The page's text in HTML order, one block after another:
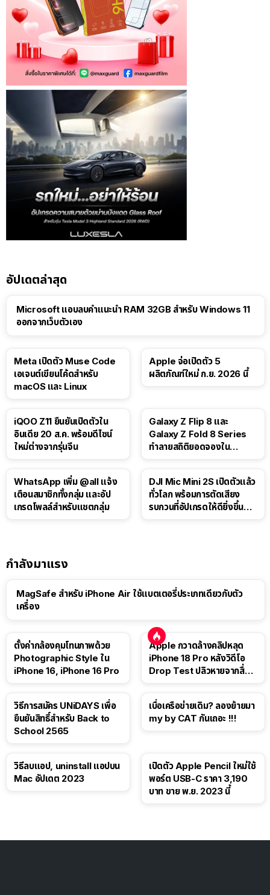
อัปเดตล่าสุด
Microsoft แอบลบคำแนะนำ RAM 32GB สำหรับ Windows 11
ออกจากเว็บตัวเอง
Meta เปิดตัว Muse Code
เอเจนต์เขียนโค้ดสำหรับ
macOS และ Linux
Apple จ่อเปิดตัว 5
ผลิตภัณฑ์ใหม่ ก.ย. 2026 นี้
iQOO Z11 ยืนยันเปิดตัวใน
อินเดีย 20 ส.ค. พร้อมดีไซน์
ใหม่ต่างจากรุ่นจีน
Galaxy Z Flip 8 และ
Galaxy Z Fold 8 Series
ทำลายสถิติยอดจองใน
WhatsApp เพิ่ม @all แจ้ง
เตือนสมาชิกทั้งกลุ่ม และอัป
เกรดโพลล์สำหรับแชตกลุ่ม
DJI Mic Mini 2S เปิดตัวแล้ว
ทั่วโลก พร้อมการตัดเสียง
รบกวนที่อัปเกรดให้ดียิ่งขึ้น
กำลังมาแรง
MagSafe สำหรับ iPhone Air ใช้แบตเตอรี่ประเภทเดียวกับตัว
เครื่อง
ตั้งค่ากล้องคุมโทนภาพด้วย
Photographic Style ใน
iPhone 16, iPhone 16 Pro
Apple กวาดล้างคลิปหลุด
iPhone 18 Pro หลังวิดีโอ
Drop Test ปลิวหายจากสื่อ
วิธีการสมัคร UNiDAYS เพื่อ
ยืนยันสิทธิ์สำหรับ Back to
School 2565
เบื่อเครือข่ายเดิม? ลองย้ายมา
my by CAT กันเถอะ !!!
วิธีลบแอป, uninstall แอปบน
Mac อัปเดต 2023
เปิดตัว Apple Pencil ใหม่ใช้
พอร์ต USB-C ราคา 3,190
บาท ขาย พ.ย. 2023 นี้